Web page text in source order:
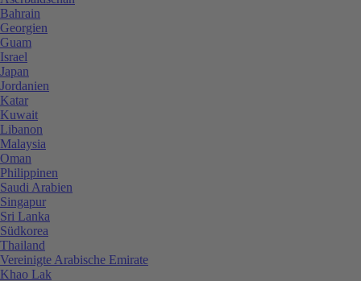
Bahrain
Georgien
Guam
Israel
Japan
Jordanien
Katar
Kuwait
Libanon
Malaysia
Oman
Philippinen
Saudi Arabien
Singapur
Sri Lanka
Südkorea
Thailand
Vereinigte Arabische Emirate
Khao Lak